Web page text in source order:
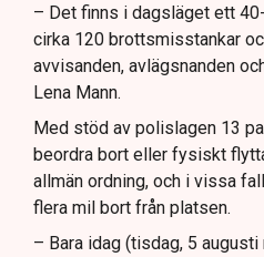
– Det finns i dagsläget ett
cirka 120 brottsmisstankar
avvisanden, avlägsnanden
Lena Mann.
Med stöd av polislagen 13
beordra bort eller fysiskt
allmän ordning, och i vissa
flera mil bort från platsen.
– Bara idag (tisdag, 5